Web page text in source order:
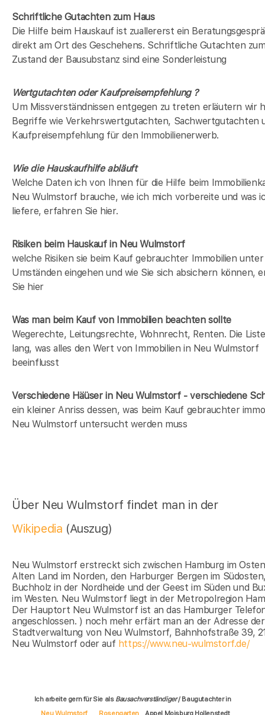
Schriftliche Gutachten zum Haus
Die Hilfe beim Hauskauf ist zuallererst ein
direkt am Ort des Geschehens. Schriftliche Gutachten
Zustand der Bausubstanz sind eine Sonderleistung
Wertgutachten oder Kaufpreisempfehlung ?
Um Missverständnissen entgegen zu treten erläutern wir
Begriffe wie Verkehrswertgutachten, Sachwertgutachten
Kaufpreisempfehlung für den Immobilienerwerb.
Wie die Hauskaufhilfe abläuft
Welche Daten ich von Ihnen für die Hilfe beim
Neu Wulmstorf brauche, wie ich mich vorbereite und was
liefere, erfahren Sie hier.
Risiken beim Hauskaufin Neu Wulmstorf
welche Risiken sie beim Kauf gebrauchter Immobilien unter
Umständen eingehen und wie Sie sich absichern können,
Sie hier
Was man beim Kauf von Immobilien beachten sollte
Wegerechte, Leitungsrechte, Wohnrecht, Renten. Die
lang, was alles den Wert von Immobilien in Neu Wulmstorf
beeinflusst
Verschiedene Häüser in Neu Wulmstorf - verschiedene
ein kleiner Anriss dessen, was beim Kauf gebrauchter
Neu Wulmstorf untersucht werden muss
Über Neu Wulmstorf findet man in der
Wikipedia (Auszug)
Neu Wulmstorf erstreckt sich zwischen Hamburg im
Alten Land im Norden, den Harburger Bergen im
Buchholz in der Nordheide und der Geest im Süden und
im Westen. Neu Wulmstorf liegt in der Metropolregion
Der Hauptort Neu Wulmstorf ist an das Hamburger
angeschlossen. ) noch mehr erfärt man an der Adresse der
Stadtverwaltung von Neu Wulmstorf, Bahnhofstraße 39,
Neu Wulmstorf oder auf https://www.neu-wulmstorf.de/
Ich arbeite gern für Sie als Bausachverständiger/ Baugutachter in
Neu Wulmstorf
Rosengarten Appel Moisburg Hollenstedt